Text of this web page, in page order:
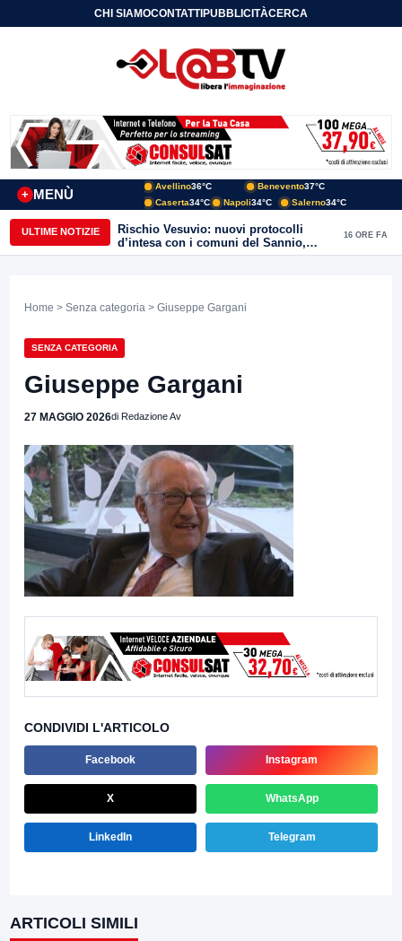
CHI SIAMOCONTATTIPUBBLICITÀCERCA
MENÙ
+
Avellino36°C Benevento37°C
Caserta34°C Napoli34°C Salerno34°C
ULTIME NOTIZIE
Rischio Vesuvio: nuovi protocolli
d’intesa con i comuni del Sannio,
firmato il protocollo con Arpaise
16 ORE FA
Home > Senza categoria > Giuseppe Gargani
SENZA CATEGORIA
Giuseppe Gargani
27 MAGGIO 2026di Redazione Av
CONDIVIDI L'ARTICOLO
Facebook Instagram
X WhatsApp
LinkedIn Telegram
ARTICOLI SIMILI